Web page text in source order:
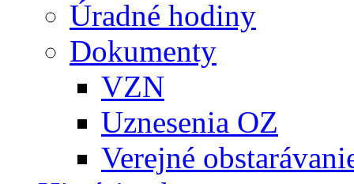
Úradné hodiny
Dokumenty
VZN
Uznesenia OZ
Verejné